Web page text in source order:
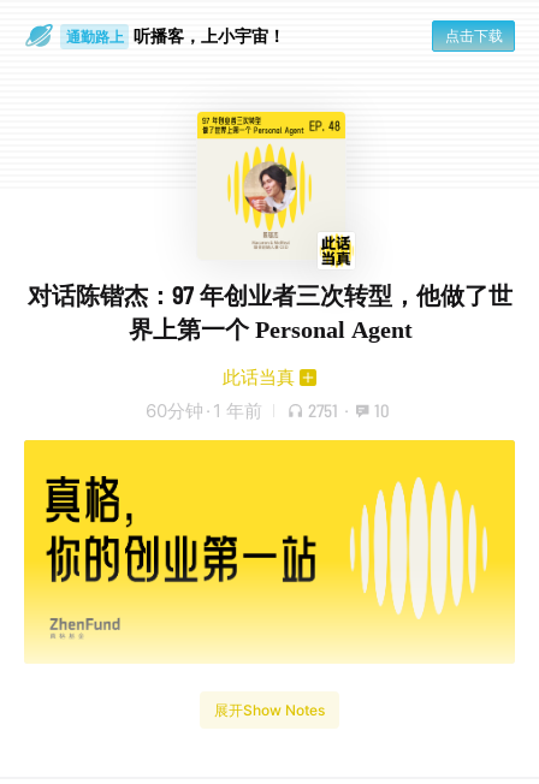
通勤路上 听播客，上小宇宙！ 点击下载
对话陈锴杰：97 年创业者三次转型，他做了世
界上第一个 Personal Agent
此话当真
60分钟 · 1 年前 2751 · 10
展开Show Notes